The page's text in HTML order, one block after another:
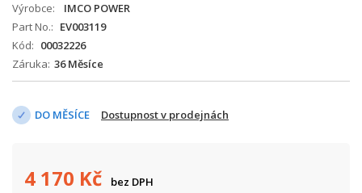
Výrobce
IMCO POWER
Part No.
EV003119
Kód
00032226
Záruka 36 Měsíce
DO MĚSÍCE Dostupnost v prodejnách
4 170 Kč
bez DPH